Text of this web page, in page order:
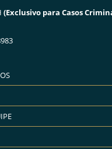
(Exclusivo para Casos